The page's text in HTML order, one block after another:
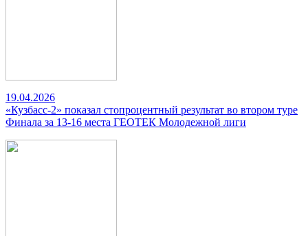
19.04.2026
«Кузбасс-2» показал стопроцентный результат во втором туре
Финала за 13-16 места ГЕОТЕК Молодежной лиги